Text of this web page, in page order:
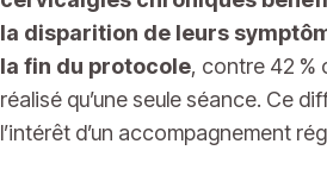
la disparition de leurs
la fin du protocole, contre 42 %
réalisé qu’une seule séance. Ce
l’intérêt d’un accompagnement